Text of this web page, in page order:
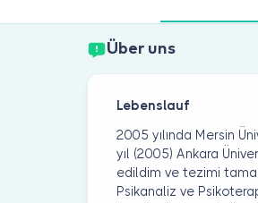
Über uns
Lebenslauf
2005 yılında Mersin
yıl (2005) Ankara
edildim ve tezimi
Psikanaliz ve